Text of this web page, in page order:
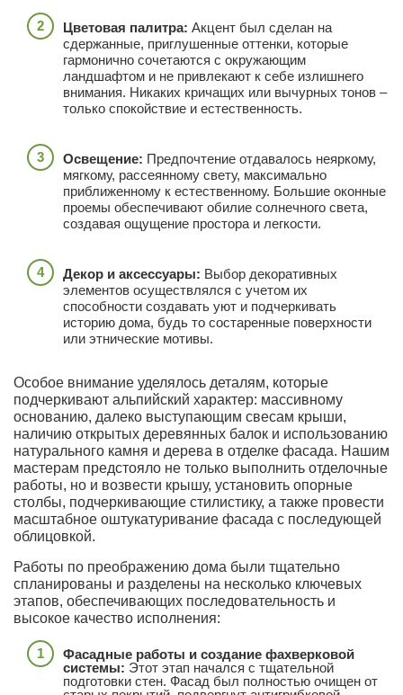
Цветовая палитра: Акцент был сделан на
сдержанные, приглушенные оттенки, которые
гармонично сочетаются с окружающим
ландшафтом и не привлекают к себе излишнего
внимания. Никаких кричащих или вычурных тонов –
только спокойствие и естественность.
Освещение: Предпочтение отдавалось неяркому,
мягкому, рассеянному свету, максимально
приближенному к естественному. Большие оконные
проемы обеспечивают обилие солнечного света,
создавая ощущение простора и легкости.
Декор и аксессуары: Выбор декоративных
элементов осуществлялся с учетом их
способности создавать уют и подчеркивать
историю дома, будь то состаренные поверхности
или этнические мотивы.
Особое внимание уделялось деталям, которые
подчеркивают альпийский характер: массивному
основанию, далеко выступающим свесам крыши,
наличию открытых деревянных балок и использованию
натурального камня и дерева в отделке фасада. Нашим
мастерам предстояло не только выполнить отделочные
работы, но и возвести крышу, установить опорные
столбы, подчеркивающие стилистику, а также провести
масштабное оштукатуривание фасада с последующей
облицовкой.
Работы по преображению дома были тщательно
спланированы и разделены на несколько ключевых
этапов, обеспечивающих последовательность и
высокое качество исполнения:
Фасадные работы и создание фахверковой
системы: Этот этап начался с тщательной
подготовки стен. Фасад был полностью очищен от